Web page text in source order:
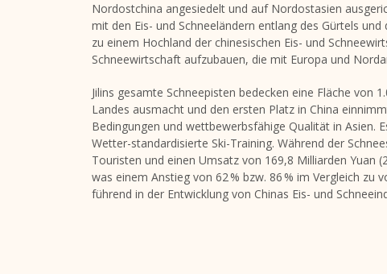
Nordostchina angesiedelt und auf Nordostasien
mit den Eis- und Schneeländern entlang des Gürtels
zu einem Hochland der chinesischen Eis- und
Schneewirtschaft aufzubauen, die mit Europa und
Jilins gesamte Schneepisten bedecken eine Fläche von
Landes ausmacht und den ersten Platz in China
Bedingungen und wettbewerbsfähige Qualität in Asien.
Wetter-standardisierte Ski-Training. Während der
Touristen und einen Umsatz von 169,8 Milliarden Yuan
was einem Anstieg von 62 % bzw. 86 % im Vergleich zu
führend in der Entwicklung von Chinas Eis- und